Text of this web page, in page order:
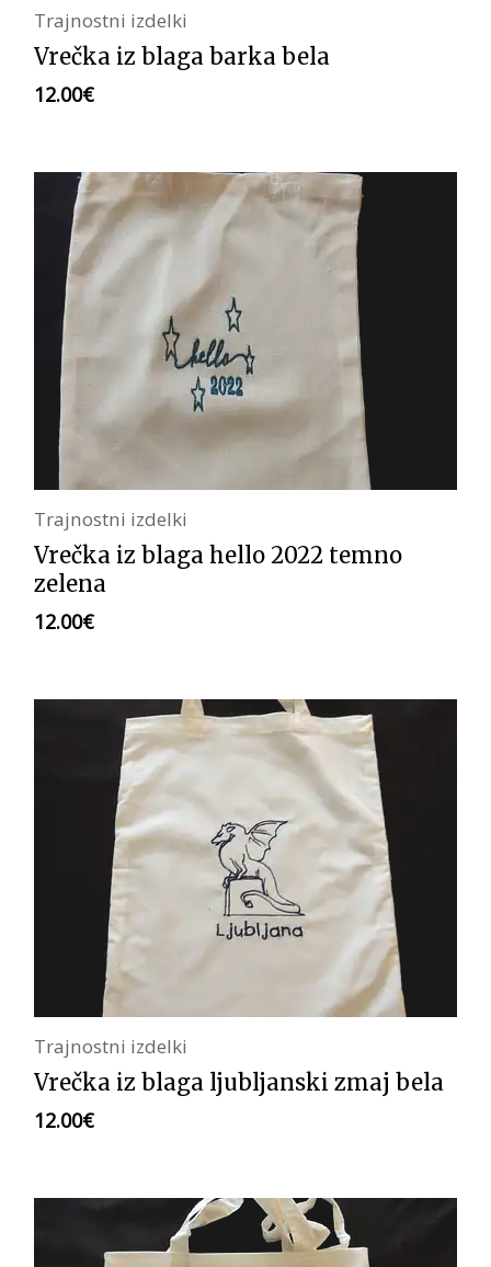
Trajnostni izdelki
Vrečka iz blaga barka bela
12.00€
Trajnostni izdelki
Vrečka iz blaga hello 2022 temno
zelena
12.00€
Trajnostni izdelki
Vrečka iz blaga ljubljanski zmaj bela
12.00€